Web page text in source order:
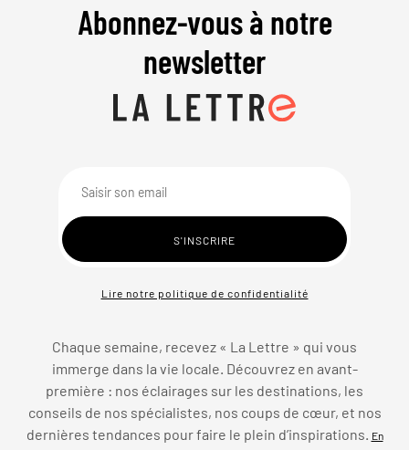
Abonnez-vous à notre
newsletter
Lire notre politique de confidentialité
Chaque semaine, recevez « La Lettre » qui vous
immerge dans la vie locale. Découvrez en avant-
première : nos éclairages sur les destinations, les
conseils de nos spécialistes, nos coups de cœur, et nos
dernières tendances pour faire le plein d’inspirations.
En